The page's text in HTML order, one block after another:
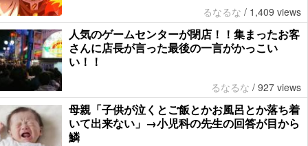
るなるな / 1,409 views
人気のゲームセンターが閉店！！集まったお客
さんに店長が言った最後の一言がかっこい
い！！
るなるな / 927 views
母親「子供が泣くとご飯とかお風呂とか落ち着
いて出来ない」→小児科の先生の回答が目から
鱗